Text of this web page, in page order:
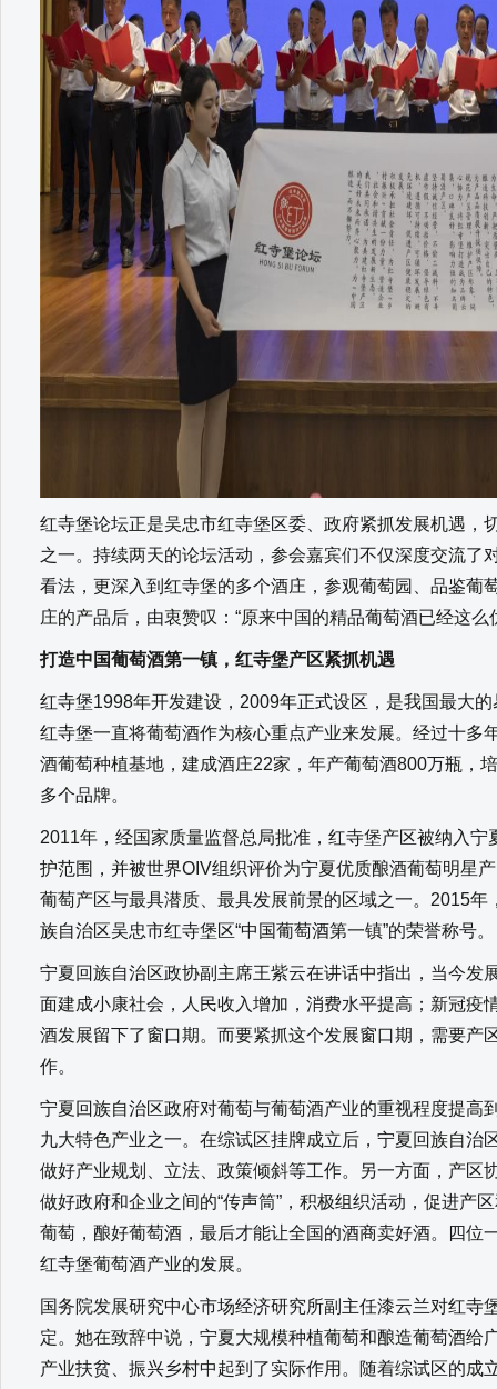
红寺堡论坛正是吴忠市红寺堡区委、政府紧抓发展机遇，
之一。持续两天的论坛活动，参会嘉宾们不仅深度交流了
看法，更深入到红寺堡的多个酒庄，参观葡萄园、品鉴葡
庄的产品后，由衷赞叹：“原来中国的精品葡萄酒已经这么
打造中国葡萄酒第一镇， 红寺堡产区紧抓机遇
红寺堡1998年开发建设，2009年正式设区，是我国最大
红寺堡一直将葡萄酒作为核心重点产业来发展。经过十多
酒葡萄种植基地，建成酒庄22家，年产葡萄酒800万瓶，
多个品牌。
2011年，经国家质量监督总局批准，红寺堡产区被纳入
护范围，并被世界OIV组织评价为宁夏优质酿酒葡萄明星
葡萄产区与最具潜质、最具发展前景的区域之一。2015
族自治区吴忠市红寺堡区“中国葡萄酒第一镇”的荣誉称号。
宁夏回族自治区政协副主席王紫云在讲话中指出，当今发
面建成小康社会，人民收入增加，消费水平提高；新冠疫
酒发展留下了窗口期。而要紧抓这个发展窗口期，需要产
作。
宁夏回族自治区政府对葡萄与葡萄酒产业的重视程度提高
九大特色产业之一。在综试区挂牌成立后，宁夏回族自治
做好产业规划、立法、政策倾斜等工作。另一方面，产区
做好政府和企业之间的“传声筒”，积极组织活动，促进产
葡萄，酿好葡萄酒，最后才能让全国的酒商卖好酒。四位
红寺堡葡萄酒产业的发展。
国务院发展研究中心市场经济研究所副主任漆云兰对红寺
定。她在致辞中说，宁夏大规模种植葡萄和酿造葡萄酒给
产业扶贫、振兴乡村中起到了实际作用。随着综试区的成